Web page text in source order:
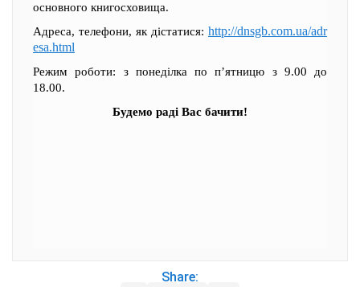
основного книгосховища.
Адреса, телефони, як дістатися: http://dnsgb.com.ua/adr
esa.html
Режим роботи: з понеділка по п’ятницю з 9.00 до
18.00.
Будемо раді Вас бачити!
Share: